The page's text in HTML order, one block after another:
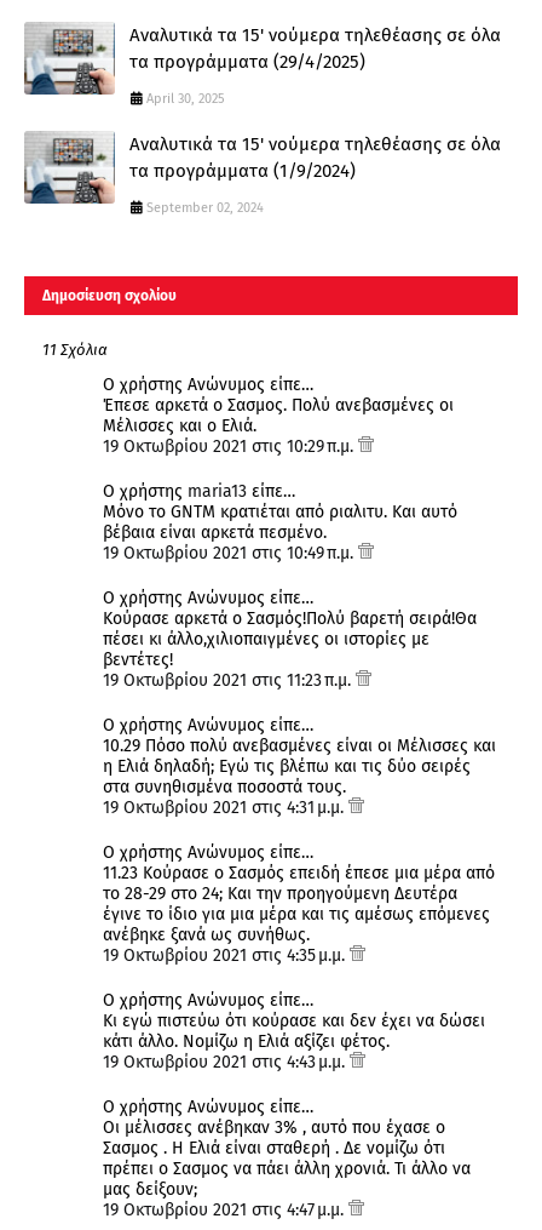
Αναλυτικά τα 15' νούμερα τηλεθέασης σε όλα
τα προγράμματα (29/4/2025)
April 30, 2025
Αναλυτικά τα 15' νούμερα τηλεθέασης σε όλα
τα προγράμματα (1/9/2024)
September 02, 2024
Δημοσίευση σχολίου
11 Σχόλια
Ο χρήστης Ανώνυμος είπε…
Έπεσε αρκετά ο Σασμος. Πολύ ανεβασμένες οι
Μέλισσες και ο Ελιά.
19 Οκτωβρίου 2021 στις 10:29 π.μ.
Ο χρήστης maria13 είπε…
Μόνο το GNTM κρατιέται από ριαλιτυ. Και αυτό
βέβαια είναι αρκετά πεσμένο.
19 Οκτωβρίου 2021 στις 10:49 π.μ.
Ο χρήστης Ανώνυμος είπε…
Κούρασε αρκετά ο Σασμός!Πολύ βαρετή σειρά!Θα
πέσει κι άλλο,χιλιοπαιγμένες οι ιστορίες με
βεντέτες!
19 Οκτωβρίου 2021 στις 11:23 π.μ.
Ο χρήστης Ανώνυμος είπε…
10.29 Πόσο πολύ ανεβασμένες είναι οι Μέλισσες και
η Ελιά δηλαδή; Εγώ τις βλέπω και τις δύο σειρές
στα συνηθισμένα ποσοστά τους.
19 Οκτωβρίου 2021 στις 4:31 μ.μ.
Ο χρήστης Ανώνυμος είπε…
11.23 Κούρασε ο Σασμός επειδή έπεσε μια μέρα από
το 28-29 στο 24; Και την προηγούμενη Δευτέρα
έγινε το ίδιο για μια μέρα και τις αμέσως επόμενες
ανέβηκε ξανά ως συνήθως.
19 Οκτωβρίου 2021 στις 4:35 μ.μ.
Ο χρήστης Ανώνυμος είπε…
Κι εγώ πιστεύω ότι κούρασε και δεν έχει να δώσει
κάτι άλλο. Νομίζω η Ελιά αξίζει φέτος.
19 Οκτωβρίου 2021 στις 4:43 μ.μ.
Ο χρήστης Ανώνυμος είπε…
Οι μέλισσες ανέβηκαν 3% , αυτό που έχασε ο
Σασμος . Η Ελιά είναι σταθερή . Δε νομίζω ότι
πρέπει ο Σασμος να πάει άλλη χρονιά. Τι άλλο να
μας δείξουν;
19 Οκτωβρίου 2021 στις 4:47 μ.μ.